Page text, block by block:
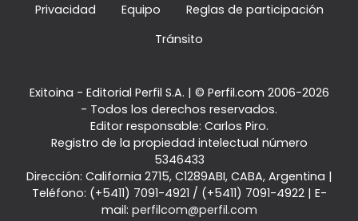
Privacidad
Equipo
Reglas de participación
Tránsito
Exitoina - Editorial Perfil S.A. | © Perfil.com 2006-2026
- Todos los derechos reservados.
Editor responsable: Carlos Piro.
Registro de la propiedad intelectual número
5346433
Dirección: California 2715, C1289ABI, CABA, Argentina |
Teléfono: (+5411) 7091-4921 / (+5411) 7091-4922| E-
mail: perfilcom@perfil.com